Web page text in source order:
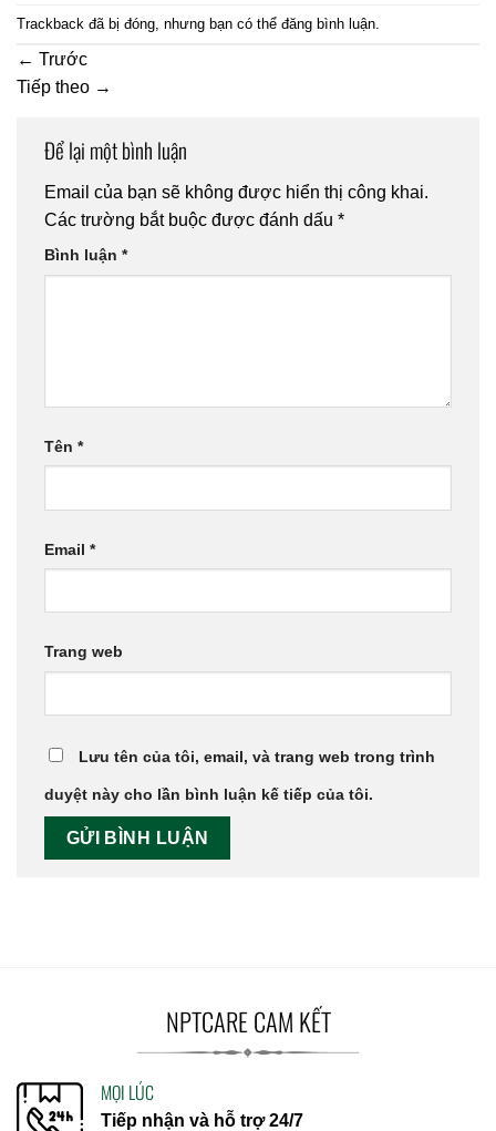
Trackback đã bị đóng, nhưng bạn có thể đăng bình luận
← Trước
Tiếp theo →
Để lại một bình luận
Email của bạn sẽ không được hiển thị công khai.
Các trường bắt buộc được đánh dấu *
Bình luận *
Tên *
Email *
Trang web
Lưu tên của tôi, email, và trang web trong trình
duyệt này cho lần bình luận kế tiếp của tôi.
NPTCARE CAM KẾT
MỌI LÚC
Tiếp nhận và hỗ trợ 24/7